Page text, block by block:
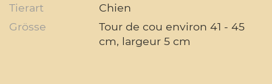
Tierart
Chien
Grösse
Tour de cou environ 41 - 45
cm, largeur 5 cm